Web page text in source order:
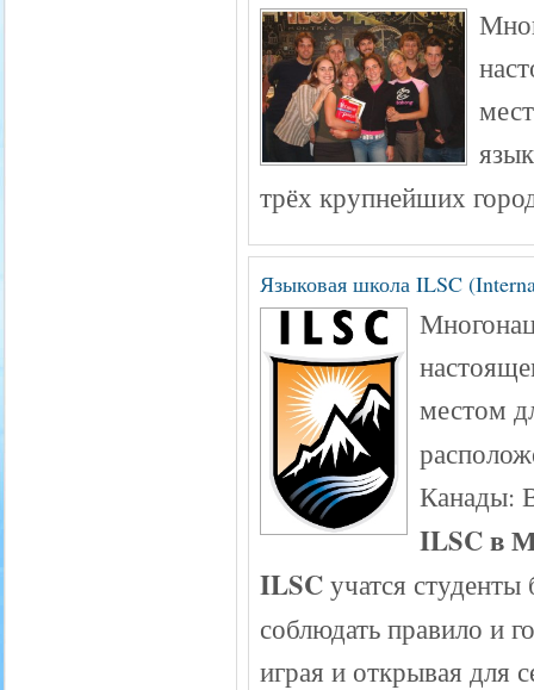
трёх крупнейших
Языковая школа ILSC
местом
Канады:
ILSC в
ILSC учатся
соблюдать правило и
играя и открывая для